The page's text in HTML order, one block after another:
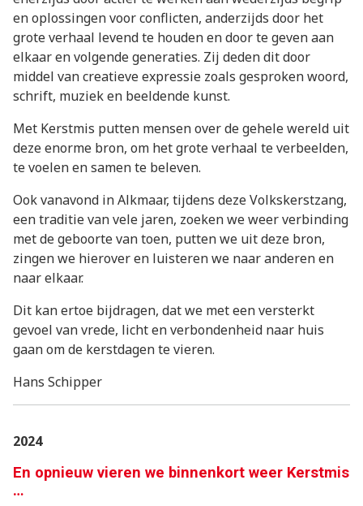
en oplossingen voor conflicten, anderzijds door het
grote verhaal levend te houden en door te geven aan
elkaar en volgende generaties. Zij deden dit door
middel van creatieve expressie zoals gesproken woord,
schrift, muziek en beeldende kunst.
Met Kerstmis putten mensen over de gehele wereld uit
deze enorme bron, om het grote verhaal te verbeelden,
te voelen en samen te beleven.
Ook vanavond in Alkmaar, tijdens deze Volkskerstzang,
een traditie van vele jaren, zoeken we weer verbinding
met de geboorte van toen, putten we uit deze bron,
zingen we hierover en luisteren we naar anderen en
naar elkaar.
Dit kan ertoe bijdragen, dat we met een versterkt
gevoel van vrede, licht en verbondenheid naar huis
gaan om de kerstdagen te vieren.
Hans Schipper
2024
En opnieuw vieren we binnenkort weer Kerstmis
…